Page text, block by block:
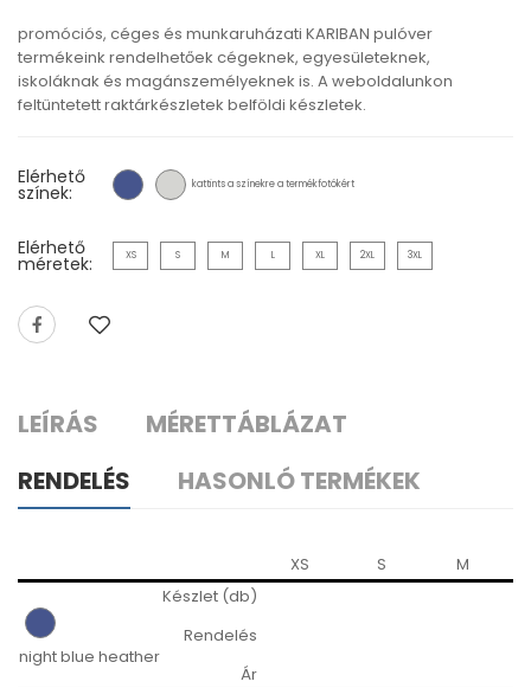
promóciós, céges és munkaruházati KARIBAN pulóver
termékeink rendelhetőek cégeknek, egyesületeknek,
iskoláknak és magánszemélyeknek is. A weboldalunkon
feltüntetett raktárkészletek belföldi készletek.
Elérhető
színek: kattints a színekre a termékfotókért
Elérhető
méretek: XS S M L XL 2XL 3XL
LEÍRÁS
MÉRETTÁBLÁZAT
RENDELÉS
HASONLÓ TERMÉKEK
XS S M
night blue heather
Készlet (db)
Rendelés
Ár